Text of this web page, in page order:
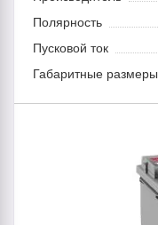
Полярность
Пусковой ток
Габаритные размеры